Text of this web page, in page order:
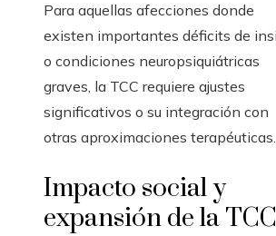
Para aquellas afecciones donde
existen importantes déficits de
o condiciones neuropsiquiátricas
graves, la TCC requiere ajustes
significativos o su integración con
otras aproximaciones terapéuticas.
Impacto social y
expansión de la TCC